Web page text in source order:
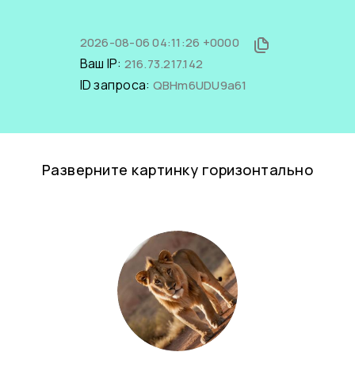
2026-08-06 04:11:26 +0000
Ваш IP: 216.73.217.142
ID запроса: QBHm6UDU9a61
Разверните картинку горизонтально